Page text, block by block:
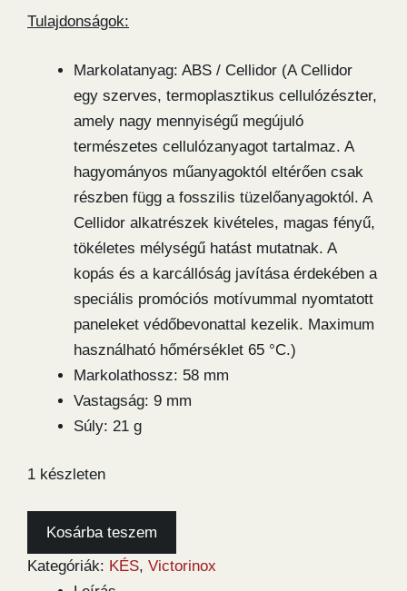
Tulajdonságok:
Markolatanyag: ABS / Cellidor (A Cellidor
egy szerves, termoplasztikus cellulózészter,
amely nagy mennyiségű megújuló
természetes cellulózanyagot tartalmaz. A
hagyományos műanyagoktól eltérően csak
részben függ a fosszilis tüzelőanyagoktól. A
Cellidor alkatrészek kivételes, magas fényű,
tökéletes mélységű hatást mutatnak. A
kopás és a karcállóság javítása érdekében a
speciális promóciós motívummal nyomtatott
paneleket védőbevonattal kezelik. Maximum
használható hőmérséklet 65 °C.)
Markolathossz: 58 mm
Vastagság: 9 mm
Súly: 21 g
1 készleten
Victorinox
Tasty
Kosárba teszem
Kategóriák: KÉS, Victorinox